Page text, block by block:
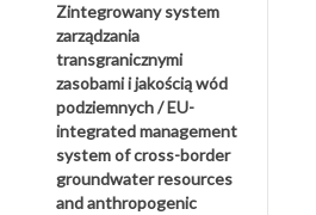
Zintegrowany system
zarządzania
transgranicznymi
zasobami i jakością wód
podziemnych / EU-
integrated management
system of cross-border
groundwater resources
and anthropogenic